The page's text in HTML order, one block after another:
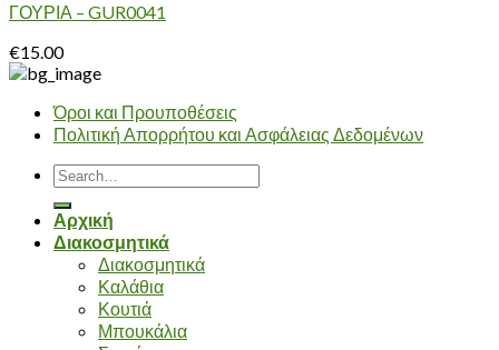
ΓΟΥΡΙΑ – GUR0041
€15.00
Όροι και Προυποθέσεις
Πολιτική Απορρήτου και Ασφάλειας Δεδομένων
Search
for:
Αρχική
Διακοσμητικά
Διακοσμητικά
Καλάθια
Κουτιά
Μπουκάλια